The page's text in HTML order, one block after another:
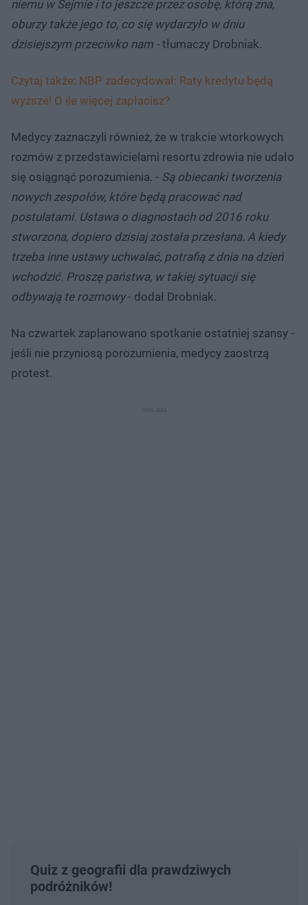
niemu w Sejmie i to jeszcze przez osobę, którą zna,
oburzy także jego to, co się wydarzyło w dniu
dzisiejszym przeciwko nam -tłumaczy Drobniak.
Czytaj także: NBP zadecydował: Raty kredytu będą
wyższe! O ile więcej zapłacisz?
Medycy zaznaczyli również, że w trakcie wtorkowych
rozmów z przedstawicielami resortu zdrowia nie udało
się osiągnąć porozumienia. - Są obiecanki tworzenia
nowych zespołów, które będą pracować nad
postulatami. Ustawa o diagnostach od 2016 roku
stworzona, dopiero dzisiaj została przesłana. A kiedy
trzeba inne ustawy uchwalać, potrafią z dnia na dzień
wchodzić. Proszę państwa, w takiej sytuacji się
odbywają te rozmowy- dodał Drobniak.
Na czwartek zaplanowano spotkanie ostatniej szansy -
jeśli nie przyniosą porozumienia, medycy zaostrzą
protest.
Quiz z geografii dla prawdziwych
podróżników!